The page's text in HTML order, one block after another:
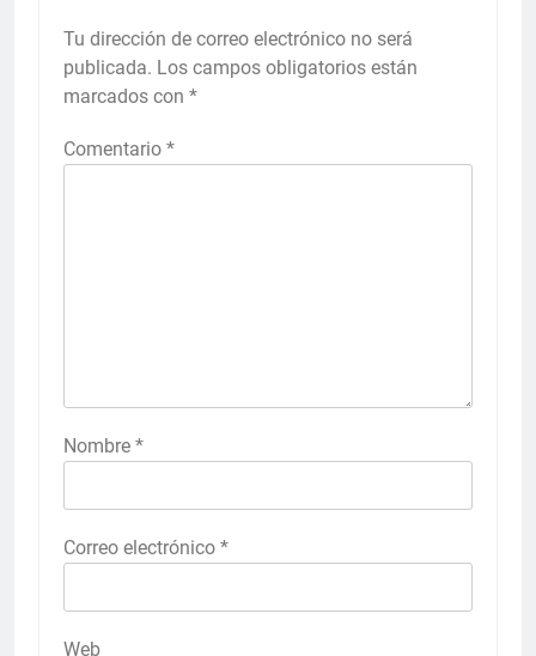
Tu dirección de correo electrónico no será
publicada. Los campos obligatorios están
marcados con *
Comentario *
Nombre *
Correo electrónico *
Web